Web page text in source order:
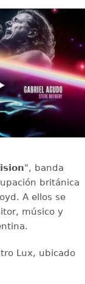
", banda
británica
A ellos se
músico y
Lux, ubicado